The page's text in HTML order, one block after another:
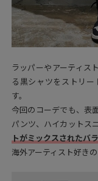
ラッパーやアーティス
る黒シャツをストリ
す。
今回のコーデでも、表
パンツ、ハイカットス
トがミックスされたバ
海外アーティスト好き